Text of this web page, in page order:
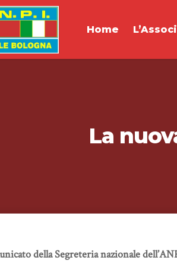
Home
La
della Segreteria nazionale